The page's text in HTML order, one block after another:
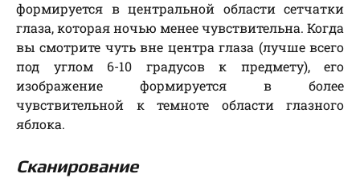
формируется в центральной области сетчатки
глаза, которая ночью менее чувствительна. Когда
вы смотрите чуть вне центра глаза (лучше всего
под углом 6-10 градусов к предмету), его
изображение формируется в более
чувствительной к темноте области глазного
яблока.
Сканирование